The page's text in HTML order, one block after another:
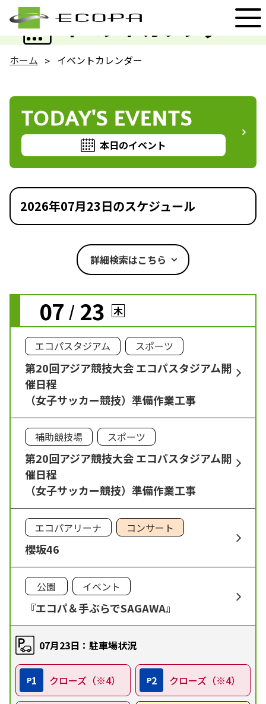
イベントカレンダー
EVENT
ホーム イベントカレンダー
TODAY'S EVENTS
本日のイベント
2026年07月23日のスケジュール
詳細検索はこちら
07 / 23 木
エコパスタジアム スポーツ
第20回アジア競技大会 エコパスタジアム開
催日程
（女子サッカー競技）準備作業工事
補助競技場 スポーツ
第20回アジア競技大会 エコパスタジアム開
催日程
（女子サッカー競技）準備作業工事
エコパアリーナ コンサート
櫻坂46
公園 イベント
『エコパ＆手ぶらでSAGAWA』
07月23日：駐車場状況
P1 クローズ（※4） P2 クローズ（※4）